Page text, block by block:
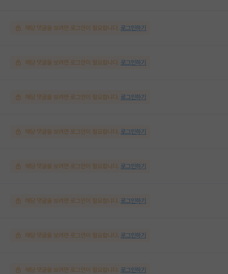
해당 댓글을 보려면 로그인이 필요합니다. 로그인하기
해당 댓글을 보려면 로그인이 필요합니다. 로그인하기
해당 댓글을 보려면 로그인이 필요합니다. 로그인하기
해당 댓글을 보려면 로그인이 필요합니다. 로그인하기
해당 댓글을 보려면 로그인이 필요합니다. 로그인하기
해당 댓글을 보려면 로그인이 필요합니다. 로그인하기
해당 댓글을 보려면 로그인이 필요합니다. 로그인하기
해당 댓글을 보려면 로그인이 필요합니다. 로그인하기